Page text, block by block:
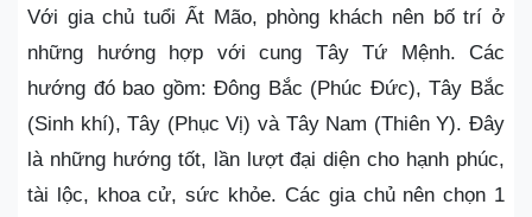
Với gia chủ tuổi Ất Mão, phòng khách nên bố trí ở
những hướng hợp với cung Tây Tứ Mệnh. Các
hướng đó bao gồm: Đông Bắc (Phúc Đức), Tây Bắc
(Sinh khí), Tây (Phục Vị) và Tây Nam (Thiên Y). Đây
là những hướng tốt, lần lượt đại diện cho hạnh phúc,
tài lộc, khoa cử, sức khỏe. Các gia chủ nên chọn 1